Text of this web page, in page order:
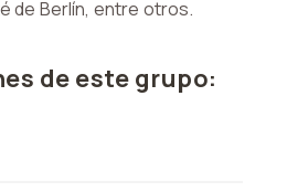
de Berlín, entre otros.
de este grupo: